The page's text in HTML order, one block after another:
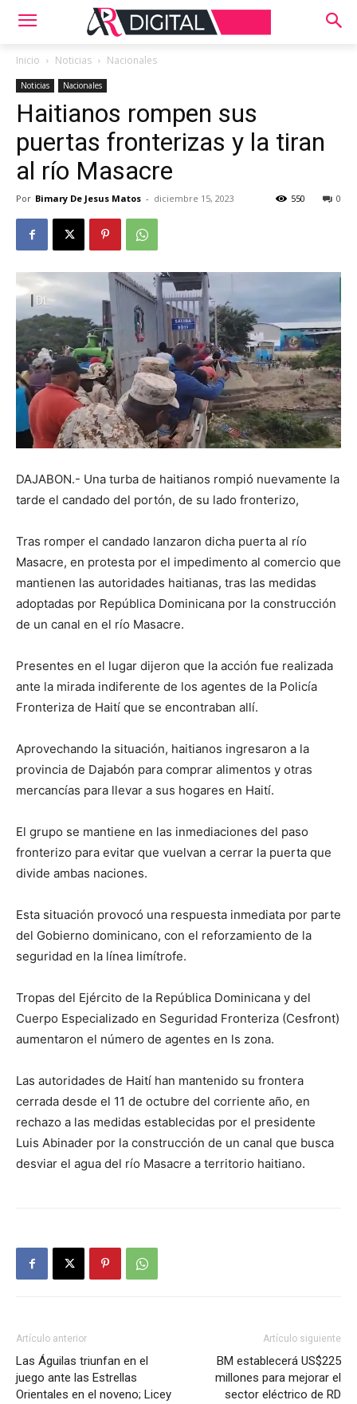
Inicio Noticias Nacionales
Noticias Nacionales
Haitianos rompen sus
puertas fronterizas y la tiran
al río Masacre
Por Bimary De Jesus Matos - diciembre 15, 2023 0
550
DAJABON.- Una turba de haitianos rompió nuevamente la
tarde el candado del portón, de su lado fronterizo,
Tras romper el candado lanzaron dicha puerta al río
Masacre, en protesta por el impedimento al comercio que
mantienen las autoridades haitianas, tras las medidas
adoptadas por República Dominicana por la construcción
de un canal en el río Masacre.
Presentes en el lugar dijeron que la acción fue realizada
ante la mirada indiferente de los agentes de la Policía
Fronteriza de Haití que se encontraban allí.
Aprovechando la situación, haitianos ingresaron a la
provincia de Dajabón para comprar alimentos y otras
mercancías para llevar a sus hogares en Haití.
El grupo se mantiene en las inmediaciones del paso
fronterizo para evitar que vuelvan a cerrar la puerta que
divide ambas naciones.
Esta situación provocó una respuesta inmediata por parte
del Gobierno dominicano, con el reforzamiento de la
seguridad en la línea limítrofe.
Tropas del Ejército de la República Dominicana y del
Cuerpo Especializado en Seguridad Fronteriza (Cesfront)
aumentaron el número de agentes en ls zona.
Las autoridades de Haití han mantenido su frontera
cerrada desde el 11 de octubre del corriente año, en
rechazo a las medidas establecidas por el presidente
Luis Abinader por la construcción de un canal que busca
desviar el agua del río Masacre a territorio haitiano.
Artículo anterior
Las Águilas triunfan en el
juego ante las Estrellas
Orientales en el noveno; Licey
Artículo siguiente
BM establecerá US$225
millones para mejorar el
sector eléctrico de RD